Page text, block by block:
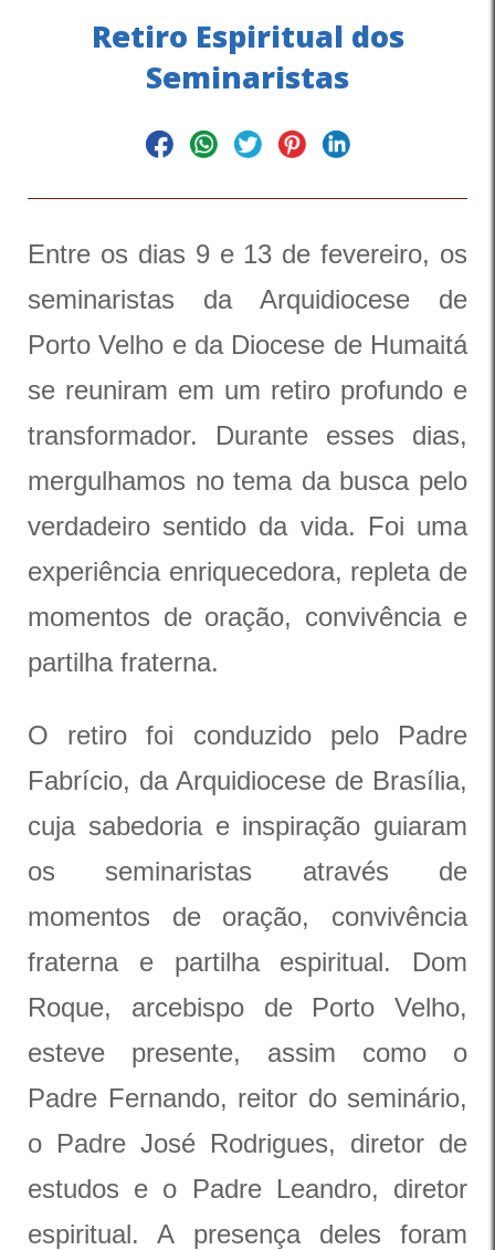
Retiro Espiritual dos
Seminaristas
Entre os dias 9 e 13 de fevereiro, os
seminaristas da Arquidiocese de
Porto Velho e da Diocese de Humaitá
se reuniram em um retiro profundo e
transformador. Durante esses dias,
mergulhamos no tema da busca pelo
verdadeiro sentido da vida. Foi uma
experiência enriquecedora, repleta de
momentos de oração, convivência e
partilha fraterna.
O retiro foi conduzido pelo Padre
Fabrício, da Arquidiocese de Brasília,
cuja sabedoria e inspiração guiaram
os seminaristas através de
momentos de oração, convivência
fraterna e partilha espiritual. Dom
Roque, arcebispo de Porto Velho,
esteve presente, assim como o
Padre Fernando, reitor do seminário,
o Padre José Rodrigues, diretor de
estudos e o Padre Leandro, diretor
espiritual. A presença deles foram